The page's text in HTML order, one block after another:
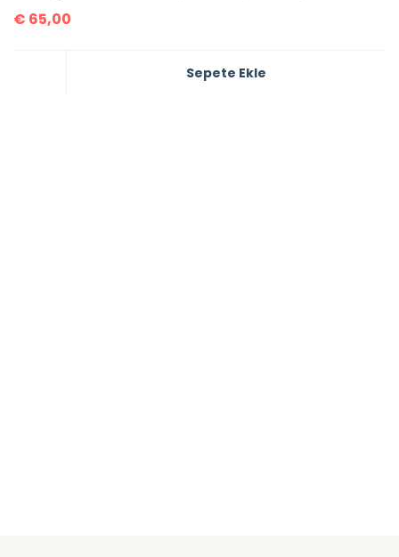
€ 65,00
Sepete Ekle